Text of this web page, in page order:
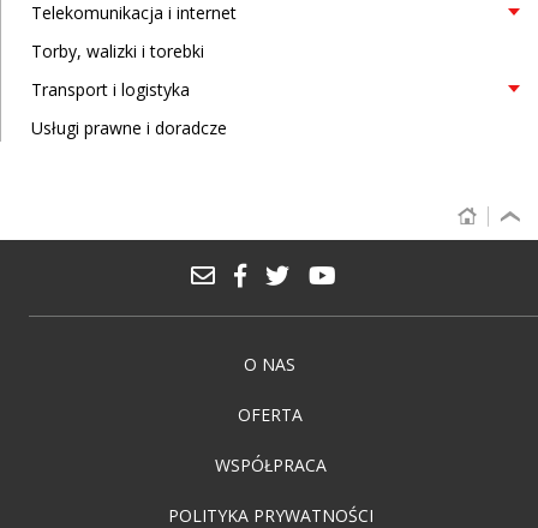
Telekomunikacja i internet
Torby, walizki i torebki
Transport i logistyka
Usługi prawne i doradcze
O NAS
OFERTA
WSPÓŁPRACA
POLITYKA PRYWATNOŚCI